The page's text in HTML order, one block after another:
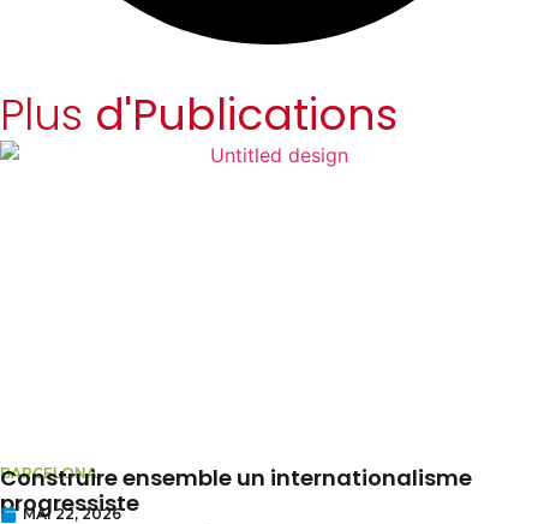
Plus d'Publications
BARCELONA
Construire ensemble un internationalisme
progressiste
MAI 22, 2026